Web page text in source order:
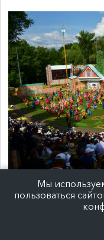
Рустем
Гостей встретят
районам
Мы
пользоваться